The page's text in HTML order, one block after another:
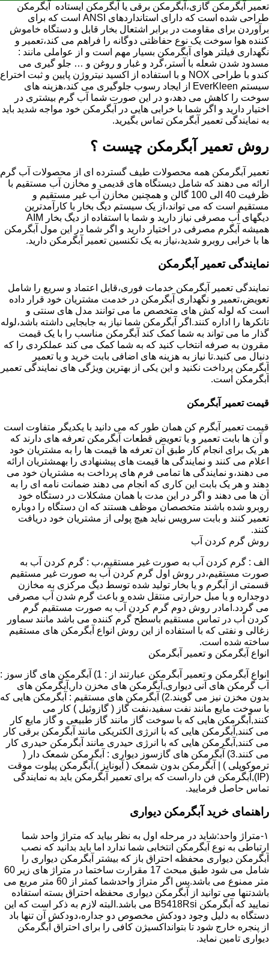
تعمیر آبگرمکن گازی،آبگرمکن برقی یا آبگرمکن ایستاده ​ آبگرمکن
طراحی شده است که دارای استانداردهای ANSI است که برای
برآوردن برای مقاومت در برابر اشتعال بخار قابل و دستگاه خاموش
کننده هوا سوخت یک نوع حفاظتی دوگانه را فراهم می کند،تعمیر و
نگهداری فیلتر هوای آبگرمکن بسیار مهم است و از عواملی مانند :
مسدود شدن شعله با آستر،گرد و غبار و روغن و … جلو گیری می
کندو با طراحی NOX و با استفاده از اکسید نیتروژن پایین و ثبت اختراع
سیستم EverKleen از ایجاد رسوب جلوگیری می کند،هزینه های
سوخت را کاهش می دهد،و در این صورت شما آب گرم بیشتری در
اختیار دارید و اگر شما با خرابی هایی در آبگرمکن خود مواجه شدید باید
به نمایندگی تعمیر آبگرمکن تماس بگیرید.
روش تعمیر آبگرمکن چیست ؟
تعمیر آبگرمکن همه محصولات طیف گسترده ای از محصولات آب گرم
ارائه می دهند که شامل دیستگاه های قدیمی و مخازن آب مستقیم با
ظرفیت 40 الی 100 گالن و همچنین مخازن آب غیر مستقیم و
مستقیم است که می تواند،از یک سیستم دیگ بخار با کارآمدترین
دیگهای آب مصرفی نیاز دارید و شما با استفاده از دیگ بخار AIM
همیشه آبگرم مصرفی در اختیار دارید و اگر شما در این مول آبگرمکن
ها با خرابی روبرو شدید،نیاز به یک تکنسین تعمیر آبگرمکن دارید.
نمایندگی تعمیر آبگرمکن
نمایندگی تعمیر آبگرمکن خدمات فوری،قابل اعتماد و سریع را شامل
تعویض،تعمیر و نگهداری آبگرمکن در خدمت مشتریان خود قرار داده
است که لوله کش های متخصص ما می توانند مدل های سنتی و
تانکرها را اداره کنند.اگر آبگرمکن شما نیاز به جابجایی داشته باشد،لوله
گذار ما می تواند به شما کمک کند آبگرمکن مناسب را با یک قیمت
مقرون به صرفه انتخاب کنید که به شما کمک می کند عملکردی را که
دنبال می کنید.تا نیاز به هزینه های اضافی بابت خرید و یا تعمیر
آبگرمکن پرداخت نکنید و این یکی از بهترین ویژگی های نمایندگی تعمیر
آبگرمکن است.
قیمت تعمیر آبگرمکن
قیمت تعمیر آبگرم کن همان طور که می دانید با یکدیگر متفاوت است
و آن ها بابت تعمیر و یا تعویض قطعات آبگرمکن تعرفه های دارند که
هر یک برای انجام کار طبق آن تعرفه ها قیمت ها را به مشتریان خود
اعلام می کنند و نمایندگی ها قیمت های پیشنهادی را بهمشتریان ارائه
می دهند،و نمایندگی ها تمامی فرم های پرداخت به مشتریان خود می
دهند و هر یک بابت این کاری که انجام می دهند ضمانت نامه ای را به
آن ها می دهند و اگر در این مدت با همان مشکلات در دستگاه خود
روبرو شده باشند متخصصان موظف هستند که ان دستگاه را دوباره
تعمیر کنند و بابت سرویس نباید هیچ پولی از مشتریان خود دریافت
کنند.
روش گرم کردن آب
الف : گرم کردن آب به صورت غیر مستقیم،ب : گرم کردن آب به
صورت مستقیم،در روش اول گرم کردن آب به صورت غیر مستقیم
قسمتی از آبگرم و یا بخار تولید شده توسط دیگ مرکزی به مخازن
دوجداره و یا مبل حرارتی منتقل شده و باعث گرم شدن آب مصرفی
می گردد.امادر روش دوم گرم کردن آب به صورت مستقیم گرم
کردن آب در تماس مستقیم باسطح گرم کننده می باشد مانند سماور
زغالی و نفتی که با استفاده از این روش انواع آبگرمکن های مستقیم
ساخته شده است.
انواع آبگرمکن و تعمیر آبگرمکن
انواع آبگرمکن و تعمیر آبگرمکن عبارتند از : 1) آبگرمکن های گاز سوز :
آب گرمکن های آنی دیواری,آبگرمکن های مخزن دار,آبگرمکن های
بدون مخزن نیز می گویند.2) آبگرمکن های مستقیم : آبگرمکن هایی که
با سوخت مایع مانند نفت سفید،نفت گاز ( گازوئیل ) کار می
کنند,آبگرمکن هایی که با سوخت گاز مانند گاز طبیعی و گاز مایع کار
می کنند,آبگرمکن هایی که با انرژی الکتریکی مانند آبگرمکن برقی کار
می کنند,آبگرمکن هایی که با انرژی حیدری مانند آبگرمکن حیدری کار
می کنند.3) آبگرمکن های گازسوز دیواری : آبگرمکن شمعک دار (
ترموکوپلی ) | آبگرمکن بدون شمعک ( آیونایز ),آبگرمکن پیلوت موقت
(IP),آبگرمکن فن دار،است که برای تعمیر آبگرمکن باید به نمایندگی
تماس حاصل فرمایید.
راهنمای خرید آبگرمکن دیواری
۱-متراژ واحد:شاید در مرحله اول به نظر بیاید که متراژ واحد شما
ارتباطی به نوع آبگرمکن انتخابی شما ندارد اما باید بدانید که نصب
آبگرمکن دیواری محفظه احتراق باز که بیشتر آبگرمکن دیواری را
شامل می شود طبق مبحث 17 مقرارت ساختما در متراژ های زیر 60
متر ممنوع می باشد.پس اگر متراژ واحدشما کمتر از 60 متر مربع می
باشدتنها می توانید از آبگرمکن دیواری محفظه احتراق بسته استفاده
نمایید که آبگرمکن B5418Rsi می باشد.البته لازم به ذکر است که این
دستگاه به دلیل وجود دودکش مخصوص دو جداره،دودکش آن تنها باد
از پنجره خارج شود تا بتوانداکسیژن کافی را برای احتراق آبگرمکن
دیواری تامین نماید.